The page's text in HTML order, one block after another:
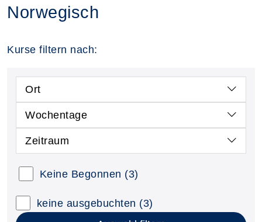
Norwegisch
Kurse filtern nach:
Ort
Wochentage
Zeitraum
Keine Begonnen (3)
keine ausgebuchten (3)